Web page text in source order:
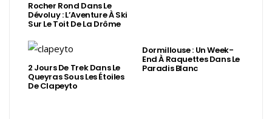
Rocher Rond Dans Le
Dévoluy : L’Aventure À Ski
Sur Le Toit De La Drôme
2 Jours De Trek Dans Le
Queyras Sous Les Étoiles
De Clapeyto
Dormillouse : Un Week-
End À Raquettes Dans Le
Paradis Blanc